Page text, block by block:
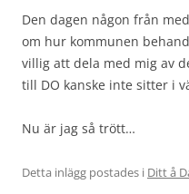
Den dagen någon från
om hur kommunen
villig att dela med mig av
till DO kanske inte sitter i
Nu är jag så trött…
Detta inlägg postades i Ditt å